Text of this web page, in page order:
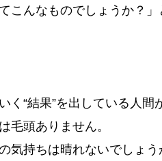
んなものでしょうか？
く“結果”を出している人
毛頭ありません。
気持ちは晴れないでしょ